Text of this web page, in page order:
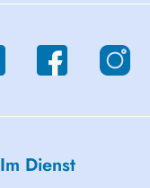
Im Dienst